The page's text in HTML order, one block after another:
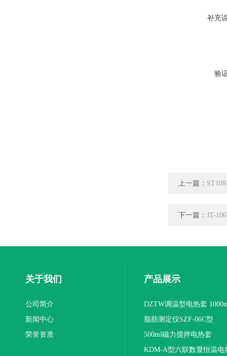
补充
验
上一篇：
下一篇： JT-
关于我们
公司简介
新闻中心
荣誉资质
产品展示
DZTW调温型电热套
联
脂肪测定仪SZF-06C型
500ml磁力搅拌电热套
KDM-A型六联数显恒温电